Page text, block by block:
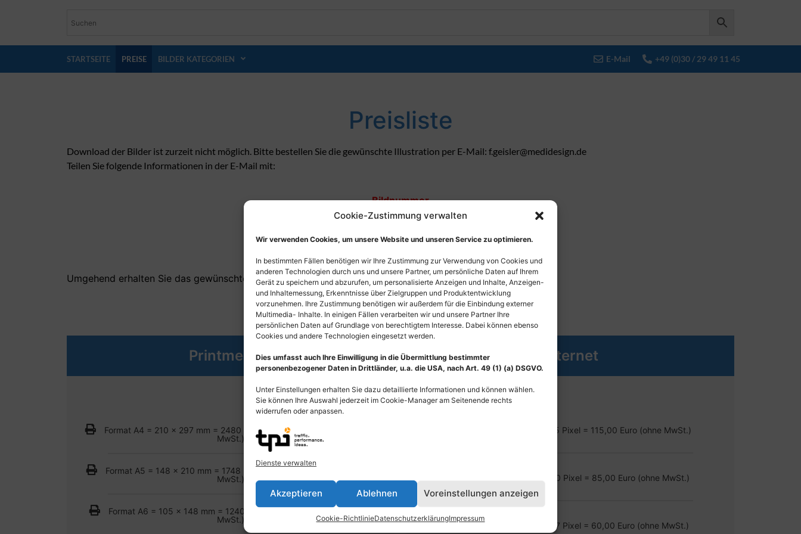
Cookie-Zustimmung verwalten
Wir verwenden Cookies, um unsere Website und unseren Service zu optimieren.
In bestimmten Fällen benötigen wir Ihre Zustimmung zur Verwendung von Cookies und
anderen Technologien durch uns und unsere Partner, um persönliche Daten auf Ihrem
Gerät zu speichern und abzurufen, um personalisierte Anzeigen und Inhalte, Anzeigen-
und Inhaltemessung, Erkenntnisse über Zielgruppen und Produktentwicklung
vorzunehmen. Ihre Zustimmung benötigen wir außerdem für die Einbindung externer
Multimedia- Inhalte. In einigen Fällen verarbeiten wir und unsere Partner Ihre
persönlichen Daten auf Grundlage von berechtigtem Interesse. Dabei können ebenso
Cookies und andere Technologien eingesetzt werden.
Dies umfasst auch Ihre Einwilligung in die Übermittlung bestimmter
personenbezogener Daten in Drittländer, u.a. die USA, nach Art. 49 (1) (a) DSGVO.
Unter Einstellungen erhalten Sie dazu detaillierte Informationen und können wählen.
Sie können Ihre Auswahl jederzeit im Cookie-Manager am Seitenende rechts
widerrufen oder anpassen.
Dienste verwalten
Akzeptieren Ablehnen Voreinstellungen anzeigen
Cookie-RichtlinieDatenschutzerklärungImpressum
STARTSEITE PREISE BILDER KATEGORIEN E-Mail +49 (0)30 / 29 49 11 45
Preisliste
Download der Bilder ist zurzeit nicht möglich. Bitte bestellen Sie die gewünschte Illustration per E-Mail: f.geisler@medidesign.de
Teilen Sie folgende Informationen in der E-Mail mit:
Bildnummer
Bildgröße
Rechnungsadresse
Umgehend erhalten Sie das gewünschte Bild, inkl. Rechnung (PDF), per E-Mail als ZIP.
Printmedien
Format A4 = 210 x 297 mm = 2480 x 3508 Pixel = 135,00 Euro (ohne
MwSt.)
Format A5 = 148 x 210 mm = 1748 x 2480 Pixel = 100,00 Euro (ohne
MwSt.)
Format A6 = 105 x 148 mm = 1240 x 1748 Pixel = 75,00 Euro (ohne
MwSt.)
Internet
Format A5 = 421 x 595 Pixel = 115,00 Euro (ohne MwSt.)
Format A6 = 297 x 420 Pixel = 85,00 Euro (ohne MwSt.)
Format A7 = 210 x 297 Pixel = 60,00 Euro (ohne MwSt.)